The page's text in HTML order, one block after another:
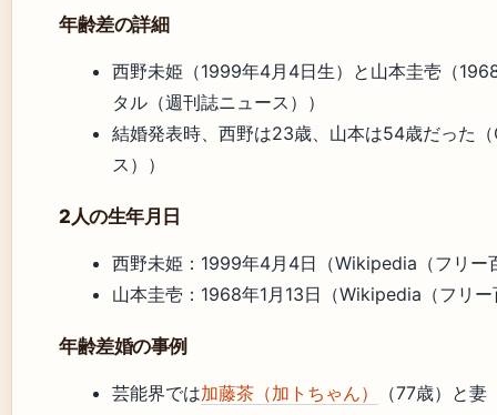
年齢差の詳細
西野未姫（1999年4月4日生）と山本圭壱（
タル（週刊誌ニュース））
結婚発表時、西野は23歳、山本は54歳だった
ス））
2人の生年月日
西野未姫：1999年4月4日（Wikipedia（フリー
山本圭壱：1968年1月13日（Wikipedia（フリ
年齢差婚の事例
芸能界では加藤茶（加トちゃん）
（77歳）と